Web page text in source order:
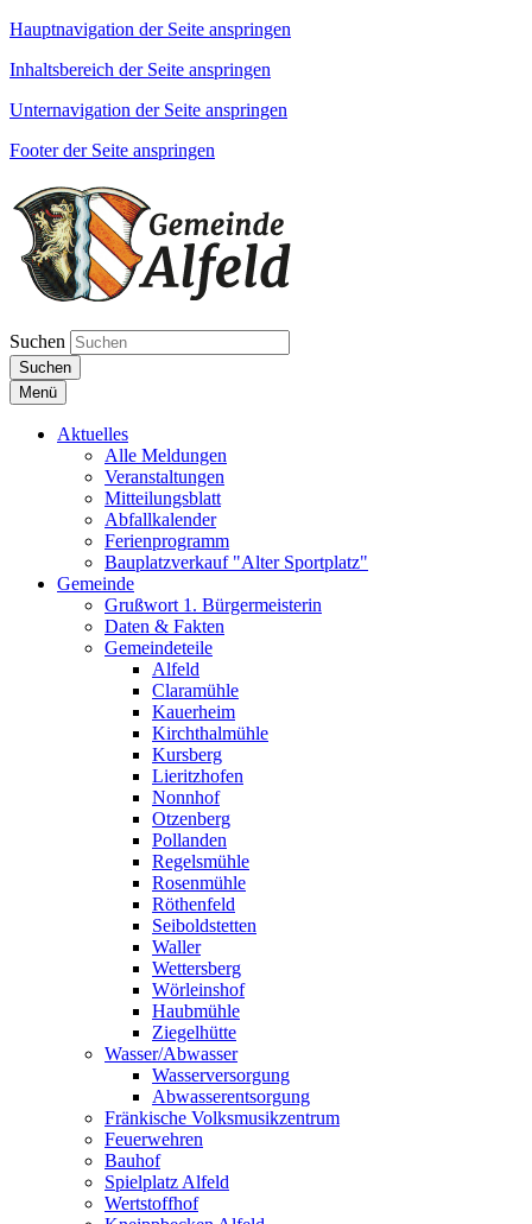
Hauptnavigation der Seite anspringen
Inhaltsbereich der Seite anspringen
Unternavigation der Seite anspringen
Footer der Seite anspringen
Suchen
Suchen
Menü
Aktuelles
Alle Meldungen
Veranstaltungen
Mitteilungsblatt
Abfallkalender
Ferienprogramm
Bauplatzverkauf "Alter Sportplatz"
Gemeinde
Grußwort 1. Bürgermeisterin
Daten & Fakten
Gemeindeteile
Alfeld
Claramühle
Kauerheim
Kirchthalmühle
Kursberg
Lieritzhofen
Nonnhof
Otzenberg
Pollanden
Regelsmühle
Rosenmühle
Röthenfeld
Seiboldstetten
Waller
Wettersberg
Wörleinshof
Haubmühle
Ziegelhütte
Wasser/Abwasser
Wasserversorgung
Abwasserentsorgung
Fränkische Volksmusikzentrum
Feuerwehren
Bauhof
Spielplatz Alfeld
Wertstoffhof